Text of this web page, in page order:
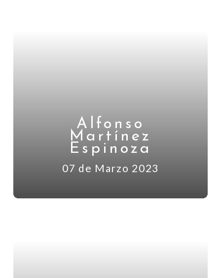
Alfonso
Martínez
Espinoza
07 de Marzo 2023